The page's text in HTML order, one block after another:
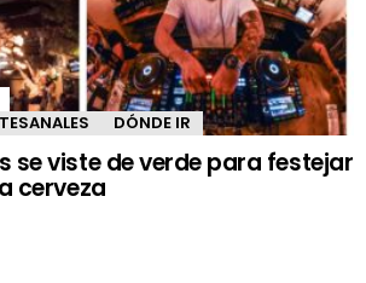
DÓNDE IR
se viste de verde para festejar
cerveza